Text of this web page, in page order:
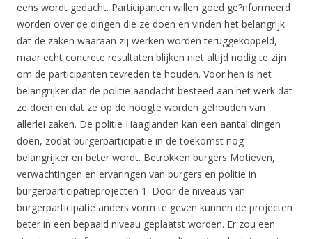
eens wordt gedacht. Participanten willen goed ge?nformeerd
worden over de dingen die ze doen en vinden het belangrijk
dat de zaken waaraan zij werken worden teruggekoppeld,
maar echt concrete resultaten blijken niet altijd nodig te zijn
om de participanten tevreden te houden. Voor hen is het
belangrijker dat de politie aandacht besteed aan het werk dat
ze doen en dat ze op de hoogte worden gehouden van
allerlei zaken. De politie Haaglanden kan een aantal dingen
doen, zodat burgerparticipatie in de toekomst nog
belangrijker en beter wordt. Betrokken burgers Motieven,
verwachtingen en ervaringen van burgers en politie in
burgerparticipatieprojecten 1. Door de niveaus van
burgerparticipatie anders vorm te geven kunnen de projecten
beter in een bepaald niveau geplaatst worden. Er zou een